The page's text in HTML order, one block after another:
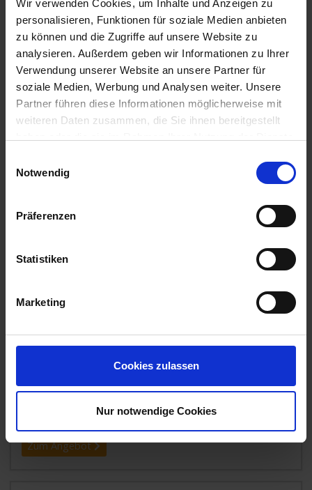
Wir verwenden Cookies, um Inhalte und Anzeigen zu
personalisieren, Funktionen für soziale Medien anbieten
zu können und die Zugriffe auf unsere Website zu
analysieren. Außerdem geben wir Informationen zu Ihrer
Verwendung unserer Website an unsere Partner für
soziale Medien, Werbung und Analysen weiter. Unsere
Partner führen diese Informationen möglicherweise mit
weiteren Daten zusammen, die Sie ihnen bereitgestellt
Notwendig
Präferenzen
Statistiken
Marketing
Cookies zulassen
Nur notwendige Cookies
BALKONKABINE ab €1.900,-
Zum Angebot
MS Westerdam » 7 Tage Abenteuer
entlang der Gletscher Alaskas
MS Westerdam
Zum Angebot